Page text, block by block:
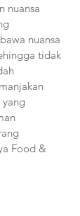
nuansa
nuansa
tidak
Food &